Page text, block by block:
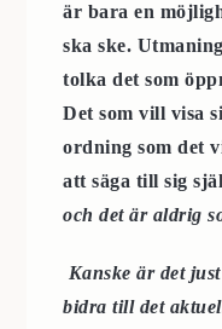
är bara en
ska ske.
tolka det som
Det som vill visa
ordning som det
att säga till sig
och det är aldrig
Kanske är det
bidra till det